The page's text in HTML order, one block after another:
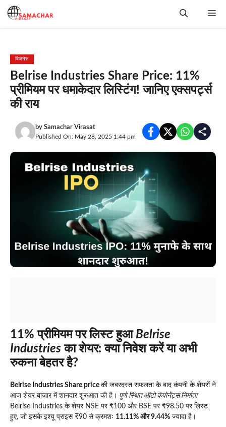
Skip
बिजनेस
Belrise Industries Share Price: 11%
प्रीमियम पर धमाकेदार लिस्टिंग! जानिए एक्सपर्ट्स
की राय
by Samachar Virasat
Published On: May 28, 2025 1:44 pm
11% प्रीमियम पर लिस्ट हुआ Belrise
Industries का शेयर: क्या निवेश करें या अभी
रुकना बेहतर है?
Belrise Industries Share price की जबरदस्त सफलता के बाद कंपनी के शेयरों ने
आज शेयर बाजार में शानदार शुरुआत की है। पुणे स्थित ऑटो कंपोनेंट्स निर्माता
Belrise Industries के शेयर NSE पर ₹100 और BSE पर ₹98.50 पर लिस्ट
हुए, जो इसके इश्यू प्राइस ₹90 से क्रमशः 11.11% और 9.44% ज्यादा है।